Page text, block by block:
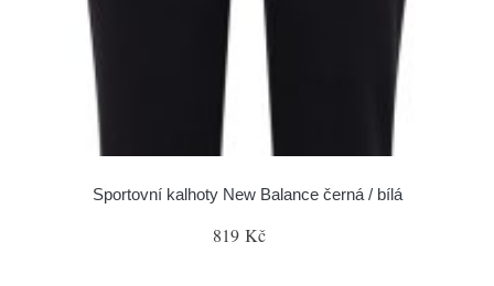
Sportovní kalhoty New Balance černá / bílá
819 Kč